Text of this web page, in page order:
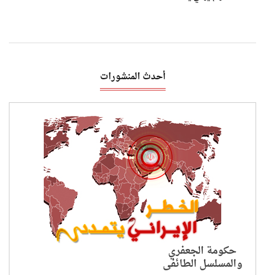
أحدث المنشورات
حكومة الجعفري
والمسلسل الطائفي